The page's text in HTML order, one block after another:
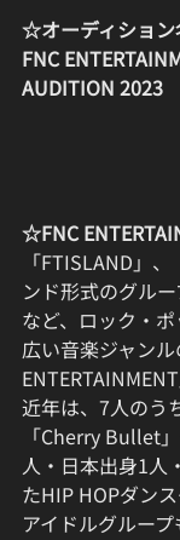
☆オーディショ
FNC
AUDITION 2023
☆FNC
「FTISLAND」
ンド形式のグル
など、ロック・
広い音楽ジャン
ENTERTAINMENT
近年は、7人のう
「Cherry Bullet
人・日本出身1人
たHIP HOPダン
アイドルグループ